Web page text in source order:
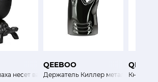
несет вазон
QEEBOO
Держатель Киллер металлический